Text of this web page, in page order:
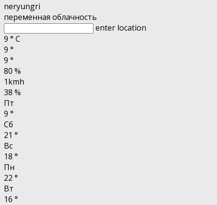
neryungri
переменная облачность
enter location
9 ° C
9 °
9 °
80 %
1kmh
38 %
Пт
9 °
Сб
21 °
Вс
18 °
Пн
22 °
Вт
16 °